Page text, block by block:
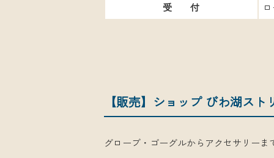
受 付
【販売】ショップ びわ湖スト
グローブ・ゴーグルからアクセサリーま